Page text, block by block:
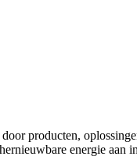
producten,
energie aan